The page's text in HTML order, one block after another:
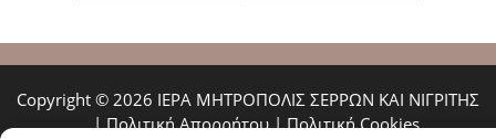
Copyright © 2026 ΙΕΡΑ ΜΗΤΡΟΠΟΛΙΣ ΣΕΡΡΩΝ ΚΑΙ ΝΙΓΡΙΤΗΣ
|Πολιτική Απορρήτου|Πολιτική Cookies